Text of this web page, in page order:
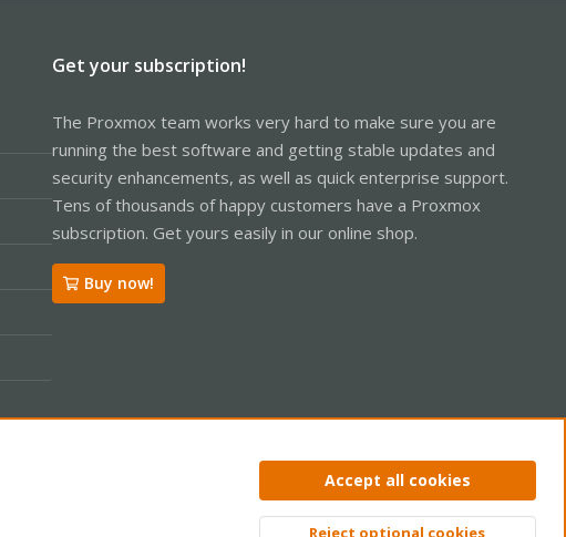
Get your subscription!
The Proxmox team works very hard to make sure you are
running the best software and getting stable updates and
security enhancements, as well as quick enterprise support.
Tens of thousands of happy customers have a Proxmox
subscription. Get yours easily in our online shop.
Buy now!
Privacy policy Help Home
Accept all cookies
Reject optional cookies